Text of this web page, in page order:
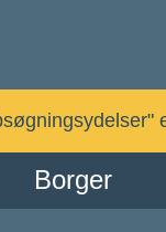
Borger